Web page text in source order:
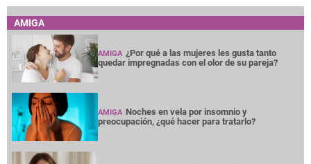
AMIGA
AMIGA ¿Por qué a las mujeres les gusta tanto
quedar impregnadas con el olor de su pareja?
AMIGA Noches en vela por insomnio y
preocupación, ¿qué hacer para tratarlo?